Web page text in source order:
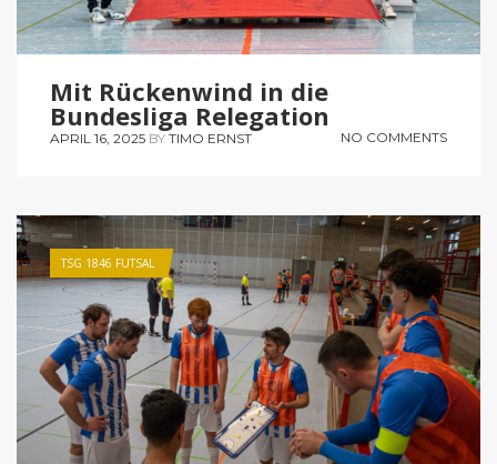
Mit Rückenwind in die
Bundesliga Relegation
APRIL 16, 2025 BY TIMO ERNST NO COMMENTS
TSG 1846 FUTSAL